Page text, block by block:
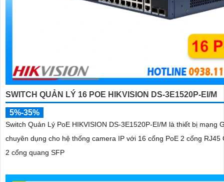
SWITCH QUẢN LÝ 16 POE HIKVISION DS-3E1520P-EI/M
5%-35%
Switch Quản Lý PoE HIKVISION DS-3E1520P-EI/M là thiết bị mạng
chuyên dụng cho hệ thống camera IP với 16 cổng PoE 2 cổng RJ45
2 cổng quang SFP